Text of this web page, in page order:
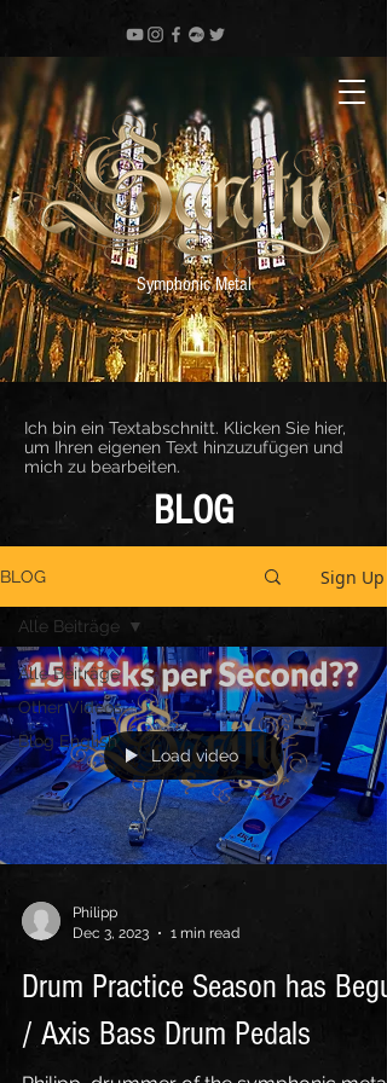
Symphonic Metal
Ich bin ein Textabschnitt. Klicken Sie hier,
um Ihren eigenen Text hinzuzufügen und
mich zu bearbeiten.
BLOG
BLOG Sign Up
Alle Beiträge
Other Videos
Blog English
Alle Beiträge
Load video
Philipp
Dec 3, 2023
1 min read
Drum Practice Season has
/ Axis Bass Drum Pedals